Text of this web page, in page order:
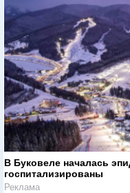
В Буковеле началась
госпитализированы
Реклама